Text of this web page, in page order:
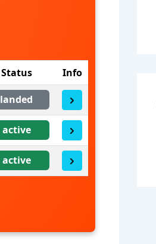
Status
Info
landed
active
active